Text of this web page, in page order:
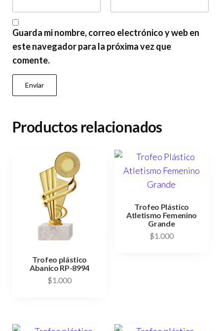
Guarda mi nombre, correo electrónico y web en
este navegador para la próxima vez que
comente.
Productos relacionados
Trofeo plástico
Abanico RP-8994
$1.000
Trofeo Plástico
Atletismo Femenino
Grande
$1.000